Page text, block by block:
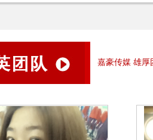
嘉豪传媒 雄厚